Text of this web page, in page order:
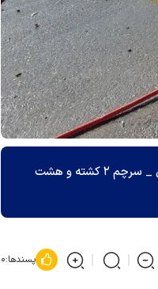
مدیرعامل جمعیت هلال احمر استان اردبیل گفت: تصادف رانندگی صبح امروز یکشنبه در جاده اردبیل _ سرچم ۲ کشته و هشت
پسندها:۰